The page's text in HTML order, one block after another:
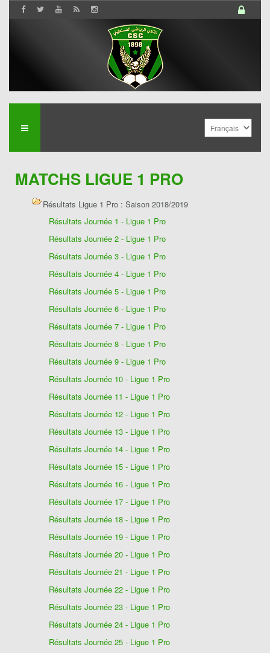
MATCHS LIGUE 1 PRO
Résultats Ligue 1 Pro : Saison 2018/2019
Résultats Journée 1 - Ligue 1 Pro
Résultats Journée 2 - Ligue 1 Pro
Résultats Journée 3 - Ligue 1 Pro
Résultats Journée 4 - Ligue 1 Pro
Résultats Journée 5 - Ligue 1 Pro
Résultats Journée 6 - Ligue 1 Pro
Résultats Journée 7 - Ligue 1 Pro
Résultats Journée 8 - Ligue 1 Pro
Résultats Journée 9 - Ligue 1 Pro
Résultats Journée 10 - Ligue 1 Pro
Résultats Journée 11 - Ligue 1 Pro
Résultats Journée 12 - Ligue 1 Pro
Résultats Journée 13 - Ligue 1 Pro
Résultats Journée 14 - Ligue 1 Pro
Résultats Journée 15 - Ligue 1 Pro
Résultats Journée 16 - Ligue 1 Pro
Résultats Journée 17 - Ligue 1 Pro
Résultats Journée 18 - Ligue 1 Pro
Résultats Journée 19 - Ligue 1 Pro
Résultats Journée 20 - Ligue 1 Pro
Résultats Journée 21 - Ligue 1 Pro
Résultats Journée 22 - Ligue 1 Pro
Résultats Journée 23 - Ligue 1 Pro
Résultats Journée 24 - Ligue 1 Pro
Résultats Journée 25 - Ligue 1 Pro